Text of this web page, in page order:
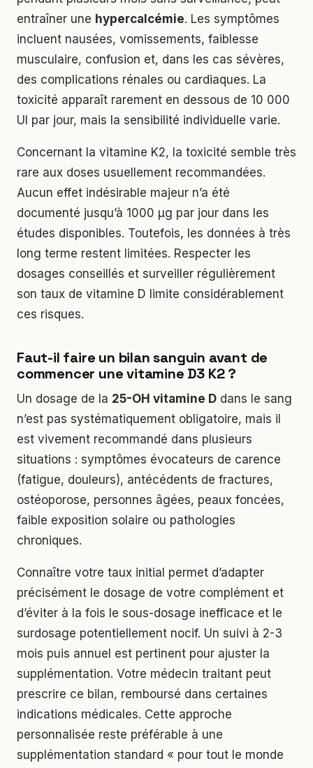
entraîner une hypercalcémie. Les symptômes
incluent nausées, vomissements, faiblesse
musculaire, confusion et, dans les cas sévères,
des complications rénales ou cardiaques. La
toxicité apparaît rarement en dessous de 10 000
UI par jour, mais la sensibilité individuelle varie.
Concernant la vitamine K2, la toxicité semble très
rare aux doses usuellement recommandées.
Aucun effet indésirable majeur n’a été
documenté jusqu’à 1000 µg par jour dans les
études disponibles. Toutefois, les données à très
long terme restent limitées. Respecter les
dosages conseillés et surveiller régulièrement
son taux de vitamine D limite considérablement
ces risques.
Faut-il faire un bilan sanguin avant de
commencer une vitamine D3 K2 ?
Un dosage de la 25-OH vitamine D dans le sang
n’est pas systématiquement obligatoire, mais il
est vivement recommandé dans plusieurs
situations : symptômes évocateurs de carence
(fatigue, douleurs), antécédents de fractures,
ostéoporose, personnes âgées, peaux foncées,
faible exposition solaire ou pathologies
chroniques.
Connaître votre taux initial permet d’adapter
précisément le dosage de votre complément et
d’éviter à la fois le sous-dosage inefficace et le
surdosage potentiellement nocif. Un suivi à 2-3
mois puis annuel est pertinent pour ajuster la
supplémentation. Votre médecin traitant peut
prescrire ce bilan, remboursé dans certaines
indications médicales. Cette approche
personnalisée reste préférable à une
supplémentation standard « pour tout le monde